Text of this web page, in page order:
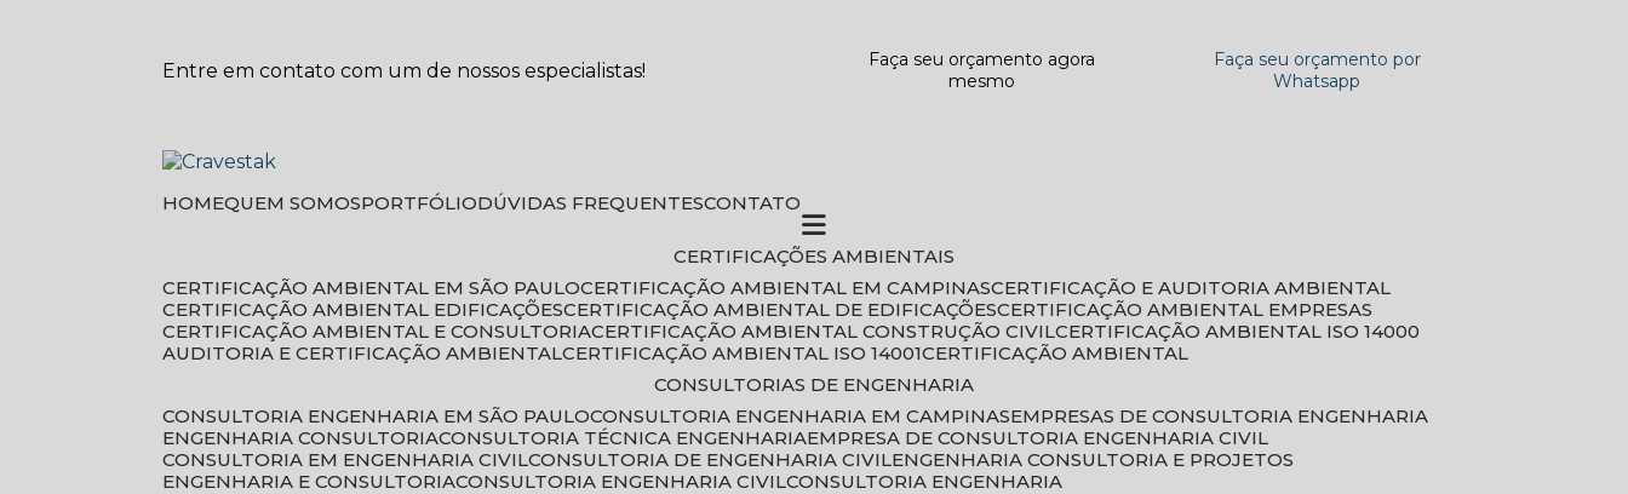
Entre em contato com um de nossos especialistas!
Faça seu orçamento agora
mesmo
Faça seu orçamento por
Whatsapp
HOME QUEM SOMOS PORTFÓLIO DÚVIDAS FREQUENTES CONTATO
CERTIFICAÇÕES AMBIENTAIS
CERTIFICAÇÃO AMBIENTAL EM SÃO PAULO
CERTIFICAÇÃO AMBIENTAL EM CAMPINAS
CERTIFICAÇÃO E AUDITORIA AMBIENTAL
CERTIFICAÇÃO AMBIENTAL EDIFICAÇÕES
CERTIFICAÇÃO AMBIENTAL DE EDIFICAÇÕES
CERTIFICAÇÃO AMBIENTAL EMPRESAS
CERTIFICAÇÃO AMBIENTAL E CONSULTORIA
CERTIFICAÇÃO AMBIENTAL CONSTRUÇÃO CIVIL
CERTIFICAÇÃO AMBIENTAL ISO 14000
AUDITORIA E CERTIFICAÇÃO AMBIENTAL
CERTIFICAÇÃO AMBIENTAL ISO 14001
CERTIFICAÇÃO AMBIENTAL
CONSULTORIAS DE ENGENHARIA
CONSULTORIA ENGENHARIA EM SÃO PAULO CONSULTORIA ENGENHARIA EM CAMPINAS
EMPRESAS DE CONSULTORIA ENGENHARIA
ENGENHARIA CONSULTORIA CONSULTORIA TÉCNICA ENGENHARIA EMPRESA DE CONSULTORIA ENGENHARIA CIVIL
CONSULTORIA EM ENGENHARIA CIVIL CONSULTORIA DE ENGENHARIA CIVIL ENGENHARIA CONSULTORIA E PROJETOS
ENGENHARIA E CONSULTORIA CONSULTORIA ENGENHARIA CIVIL CONSULTORIA ENGENHARIA